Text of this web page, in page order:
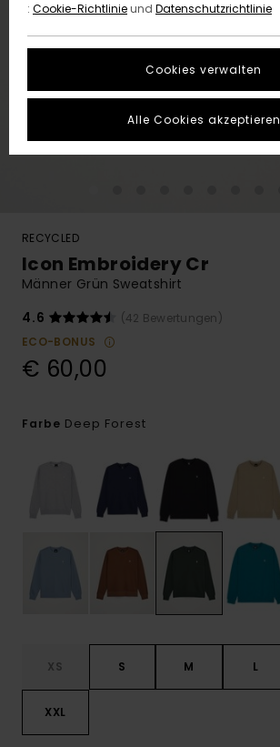
RECYCLED
Icon Embroidery Cr
Männer Grün Sweatshirt
4.6
(42 Bewertungen)
ECO-BONUS
€ 60,00
Farbe Deep Forest
XS S M L
XXL
: Cookie-Richtlinieund Datenschutzrichtlinie
Cookies verwalten
Alle Cookies akzeptieren